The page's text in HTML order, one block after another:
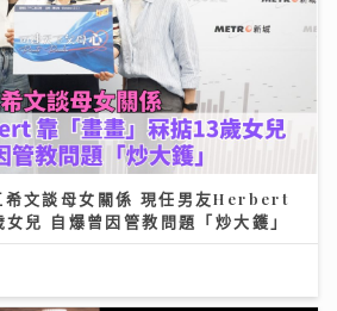
希文談母女關係 現任男友Herbert
兒 自爆曾因管教問題「炒大鑊」